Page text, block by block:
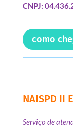
CNPJ:
como
NAISPD II
Serviço de